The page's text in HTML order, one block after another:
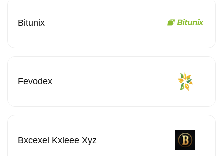
Bitunix
Fevodex
Bxcexel Kxleee Xyz